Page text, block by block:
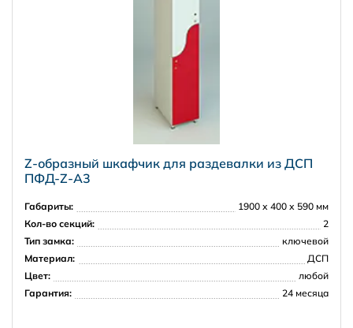
Z-образный шкафчик для раздевалки из ДСП
ПФД-Z-А3
Габариты:
1900 х 400 х 590 мм
Кол-во секций:
2
Тип замка:
ключевой
Материал:
ДСП
Цвет:
любой
Гарантия:
24 месяца